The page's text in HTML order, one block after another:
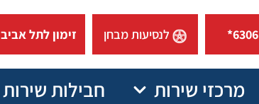
6306* לנסיעות מבחן זימון לתל אביב
מרכזי שירות חבילות שירות